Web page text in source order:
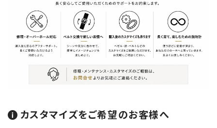
カスタマイズをご希望のお客様へ